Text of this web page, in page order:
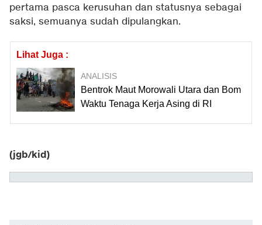
pertama pasca kerusuhan dan statusnya sebagai
saksi, semuanya sudah dipulangkan.
Lihat Juga :
ANALISIS
Bentrok Maut Morowali Utara dan Bom
Waktu Tenaga Kerja Asing di RI
(jgb/kid)